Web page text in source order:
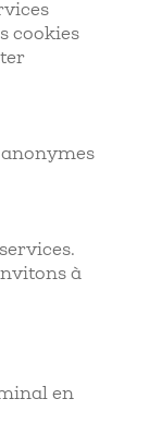
cookies
anonymes
à
en